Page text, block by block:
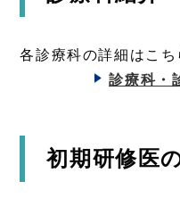
各診療科の詳細はこち
診療科・
初期研修医